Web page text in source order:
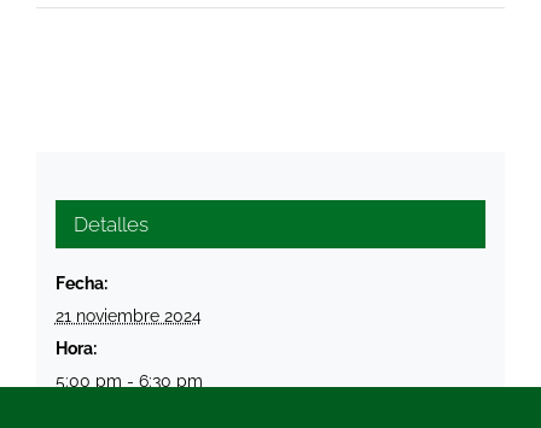
Detalles
Fecha:
21 noviembre 2024
Hora:
5:00 pm - 6:30 pm